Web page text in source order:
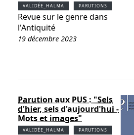
VALIDÉE_HALMA PARUTIONS
Revue sur le genre dans
l'Antiquité
19 décembre 2023
Parution aux PUS : "Sels
d'hier, sels d'aujourd'hui -
Mots et images"
VALIDÉE_HALMA PARUTIONS